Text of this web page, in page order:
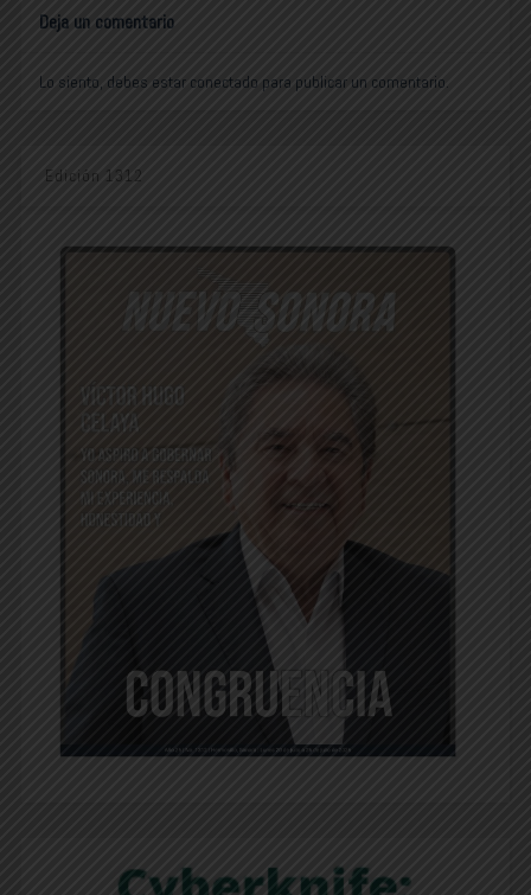
Deja un comentario
Lo siento, debes estar conectado para publicar un comentario.
Edición 1312